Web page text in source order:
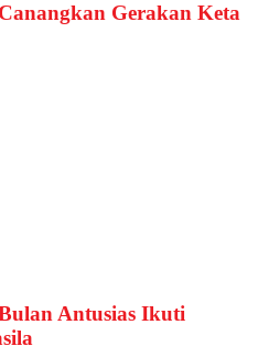
Gerakan Keta
Antusias Ikuti